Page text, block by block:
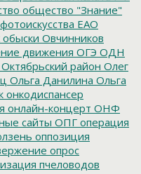
общество "Знание"
ЕАО
обыски Овчинников
движения ОГЭ ОДН
Октябрьский район Олег
Ольга Данилина Ольга
онкодиспансер
онлайн-концерт ОНФ
сайты ОПГ операция
оппозиция
опрос
пчеловодов